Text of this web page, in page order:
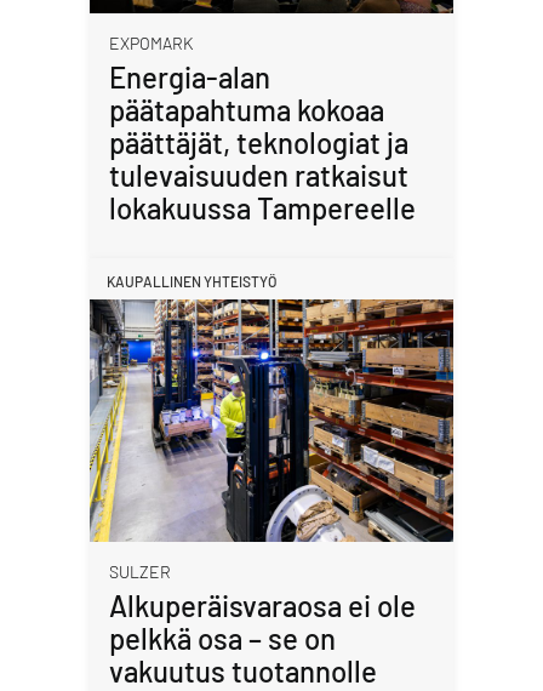
EXPOMARK
Energia-alan
päätapahtuma kokoaa
päättäjät, teknologiat ja
tulevaisuuden ratkaisut
lokakuussa Tampereelle
KAUPALLINEN YHTEISTYÖ
SULZER
Alkuperäisvaraosa ei ole
pelkkä osa – se on
vakuutus tuotannolle